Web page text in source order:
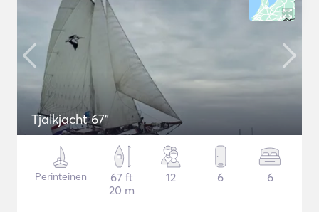
Tjalkjacht 67"
Perinteinen
67 ft
20 m
12 6 6